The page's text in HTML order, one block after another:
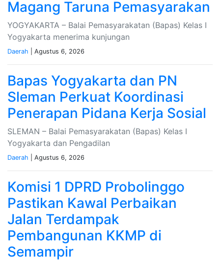
Magang Taruna Pemasyarakan
YOGYAKARTA – Balai Pemasyarakatan (Bapas) Kelas I
Yogyakarta menerima kunjungan
Daerah | Agustus 6, 2026
Bapas Yogyakarta dan PN
Sleman Perkuat Koordinasi
Penerapan Pidana Kerja Sosial
SLEMAN – Balai Pemasyarakatan (Bapas) Kelas I
Yogyakarta dan Pengadilan
Daerah | Agustus 6, 2026
Komisi 1 DPRD Probolinggo
Pastikan Kawal Perbaikan
Jalan Terdampak
Pembangunan KKMP di
Semampir